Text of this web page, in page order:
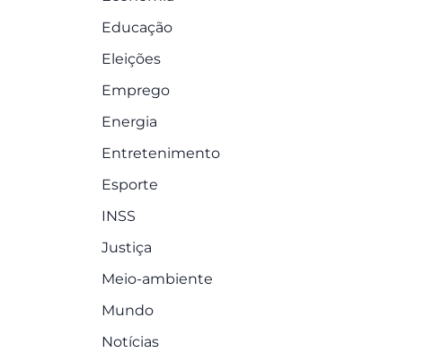
Educação
Eleições
Emprego
Energia
Entretenimento
Esporte
INSS
Justiça
Meio-ambiente
Mundo
Notícias